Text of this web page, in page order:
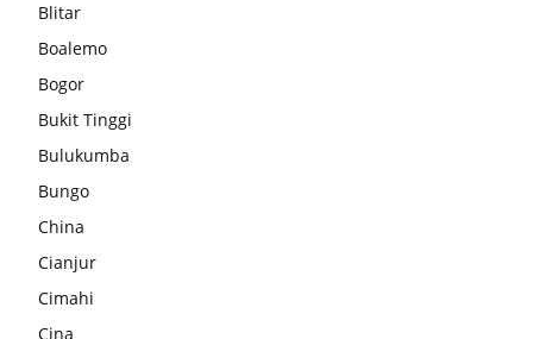
Blitar
Boalemo
Bogor
Bukit Tinggi
Bulukumba
Bungo
China
Cianjur
Cimahi
Cina